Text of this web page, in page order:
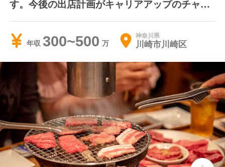
す。今後の出店計画がキャリアアップのチャン
ス
年収 300~500 神奈川県
川崎市川崎区